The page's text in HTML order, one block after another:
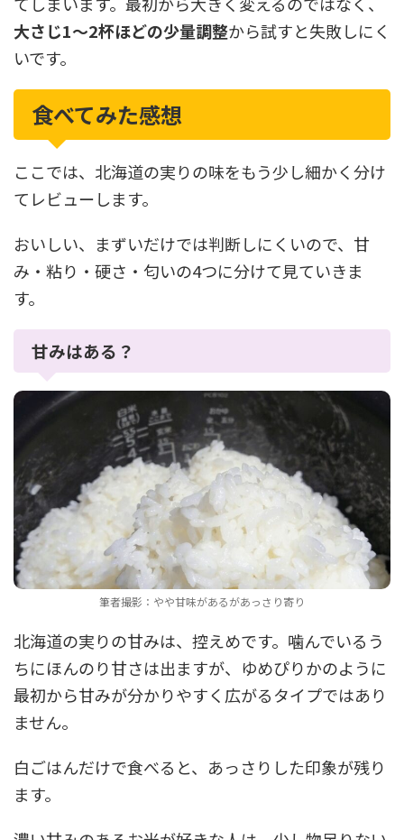
大さじ1〜2杯ほどの少量調整から試すと失敗しにく
いです。
食べてみた感想
ここでは、北海道の実りの味をもう少し細かく分け
てレビューします。
おいしい、まずいだけでは判断しにくいので、甘
み・粘り・硬さ・匂いの4つに分けて見ていきま
す。
甘みはある？
筆者撮影：やや甘味があるがあっさり寄り
北海道の実りの甘みは、控えめです。噛んでいるう
ちにほんのり甘さは出ますが、ゆめぴりかのように
最初から甘みが分かりやすく広がるタイプではあり
ません。
白ごはんだけで食べると、あっさりした印象が残り
ます。